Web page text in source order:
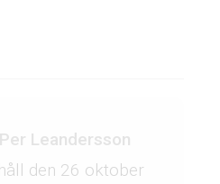
Leandersson
den 26 oktober